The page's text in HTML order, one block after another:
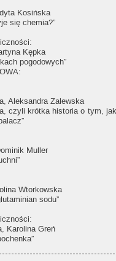
Kosińska
się chemia?”
Kępka
pogodowych”
Aleksandra Zalewska
czyli krótka historia o tym,
Muller
Wtorkowska
sodu”
Karolina Greń